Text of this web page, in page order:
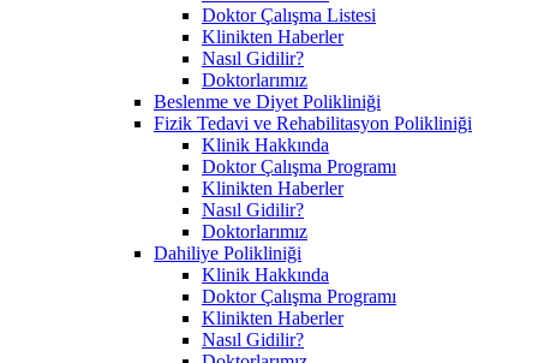
Doktor Çalışma Listesi
Klinikten Haberler
Nasıl Gidilir?
Doktorlarımız
Beslenme ve Diyet Polikliniği
Fizik Tedavi ve Rehabilitasyon Polikliniği
Klinik Hakkında
Doktor Çalışma Programı
Klinikten Haberler
Nasıl Gidilir?
Doktorlarımız
Dahiliye Polikliniği
Klinik Hakkında
Doktor Çalışma Programı
Klinikten Haberler
Nasıl Gidilir?